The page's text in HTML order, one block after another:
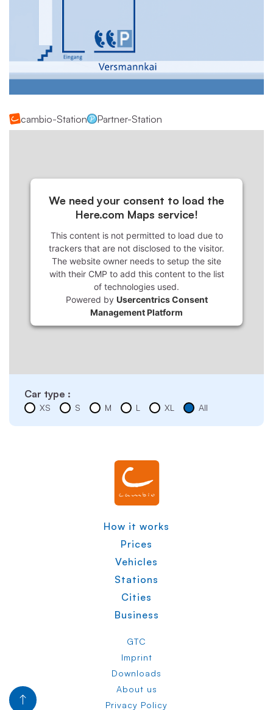
cambio-Station Partner-Station
We need your consent to load the
Here.com Maps service!
This content is not permitted to load due to
trackers that are not disclosed to the visitor.
The website owner needs to setup the site
with their CMP to add this content to the list
of technologies used.
Powered by Usercentrics Consent
Management Platform
Car type :
XS S M L XL All
How it works
Prices
Vehicles
Stations
Cities
Business
GTC
Imprint
Downloads
About us
Privacy Policy